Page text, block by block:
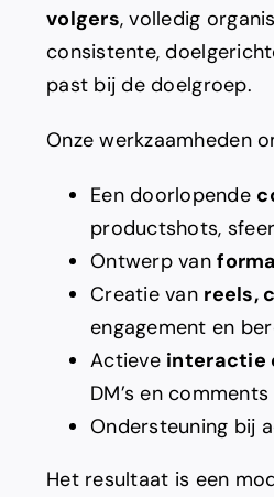
volgers, volledig
consistente,
past bij de doelgroep.
Onze werkzaamheden
Een doorlopende
productshots,
Ontwerp van
Creatie van reels,
engagement en
Actieve interactie
DM’s en comments
Ondersteuning bij
Het resultaat is een